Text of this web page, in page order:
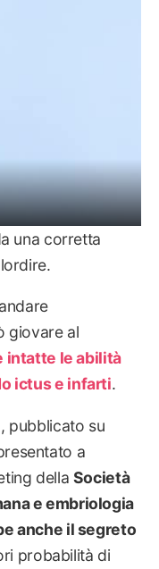
una corretta
giovare al
intatte le abilità
ictus e infarti.
pubblicato su
a
della Società
e embriologia
anche il segreto
probabilità di